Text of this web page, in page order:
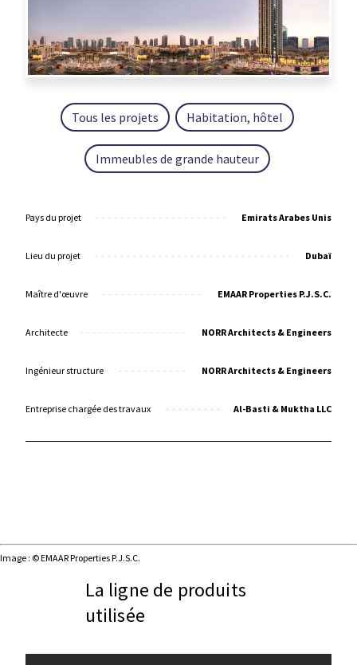
Tous les projets Habitation, hôtel
Immeubles de grande hauteur
Pays du projet Emirats Arabes Unis
Lieu du projet Dubaï
Maître d'œuvre EMAAR Properties P.J.S.C.
Architecte NORR Architects & Engineers
Ingénieur structure NORR Architects & Engineers
Entreprise chargée des travaux Al-Basti & Muktha LLC
Image : © EMAAR Properties P.J.S.C.
La ligne de produits
utilisée